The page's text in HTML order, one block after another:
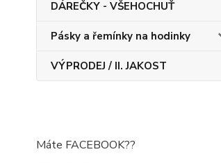
DÁREČKY - VŠEHOCHUŤ
Pásky a řemínky na hodinky
VÝPRODEJ / II. JAKOST
Máte FACEBOOK??